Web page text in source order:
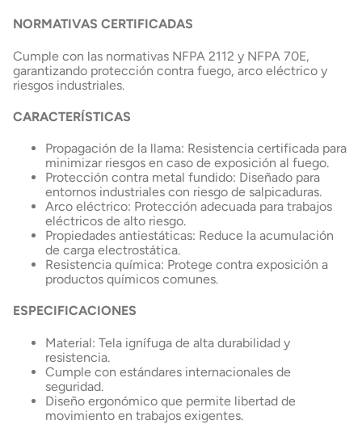
NORMATIVAS CERTIFICADAS
Cumple con las normativas NFPA 2112 y NFPA 70E,
garantizando protección contra fuego, arco eléctrico y
riesgos industriales.
CARACTERÍSTICAS
Propagación de la llama: Resistencia certificada para
minimizar riesgos en caso de exposición al fuego.
Protección contra metal fundido: Diseñado para
entornos industriales con riesgo de salpicaduras.
Arco eléctrico: Protección adecuada para trabajos
eléctricos de alto riesgo.
Propiedades antiestáticas: Reduce la acumulación
de carga electrostática.
Resistencia química: Protege contra exposición a
productos químicos comunes.
ESPECIFICACIONES
Material: Tela ignífuga de alta durabilidad y
resistencia.
Cumple con estándares internacionales de
seguridad.
Diseño ergonómico que permite libertad de
movimiento en trabajos exigentes.